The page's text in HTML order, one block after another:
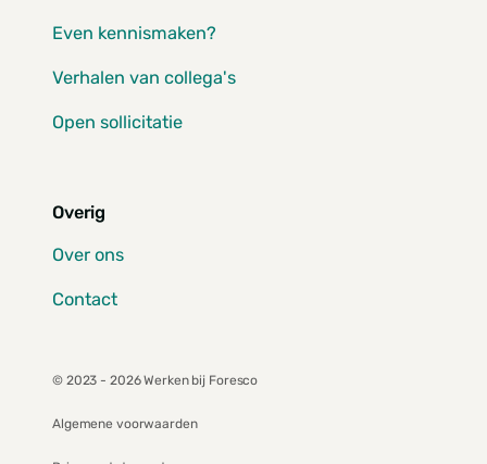
Even kennismaken?
Verhalen van collega's
Open sollicitatie
Overig
Over ons
Contact
© 2023 - 2026 Werken bij Foresco
Algemene voorwaarden